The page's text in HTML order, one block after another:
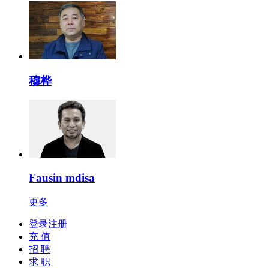
穆桦
Fausin mdisa
更多
登录注册
充 值
招 聘
求 职